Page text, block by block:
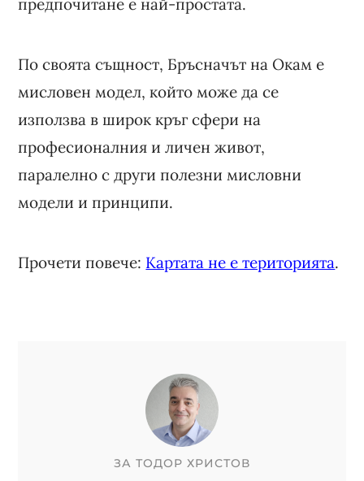
предпочитане е най-простата.
По своята същност, Бръсначът на Окам е
мисловен модел, който може да се
използва в широк кръг сфери на
професионалния и личен живот,
паралелно с други полезни мисловни
модели и принципи.
Прочети повече: Картата не е територията.
ЗА ТОДОР ХРИСТОВ